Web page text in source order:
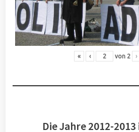
« ‹ von 2 ›
Die Jahre 2012-